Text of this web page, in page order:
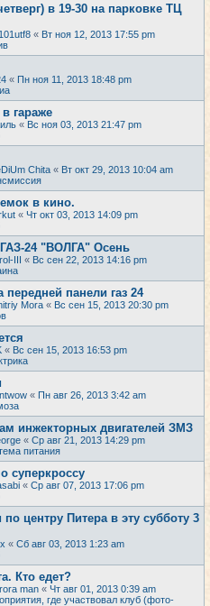
в 19-30 на парковке ТЦ
« Вт ноя 12, 2013 17:55 pm
« Пн ноя 11, 2013 18:48 pm
гараже
« Вс ноя 03, 2013 21:47 pm
Chita « Вт окт 29, 2013 10:04 am
в кино.
« Чт окт 03, 2013 14:09 pm
24 "ВОЛГА" Осень
III « Вс сен 22, 2013 14:16 pm
панели газ 24
Mora « Вс сен 15, 2013 20:30 pm
« Вс сен 15, 2013 16:53 pm
« Пн авг 26, 2013 3:42 am
инжекторных двигателей ЗМЗ
« Ср авг 21, 2013 14:29 pm
питания
суперкроссу
« Ср авг 07, 2013 17:06 pm
центру Питера в эту субботу 3
« Сб авг 03, 2013 1:23 am
Кто едет?
man « Чт авг 01, 2013 0:39 am
где участвовал клуб (фото-